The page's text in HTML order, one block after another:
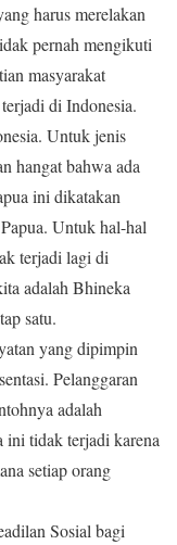
harus merelakan
pernah mengikuti
masyarakat
di Indonesia.
Untuk jenis
hangat bahwa ada
ini dikatakan
Untuk hal-hal
terjadi lagi di
adalah Bhineka
satu.
yang dipimpin
Pelanggaran
adalah
ini tidak terjadi karena
setiap orang
Sosial bagi